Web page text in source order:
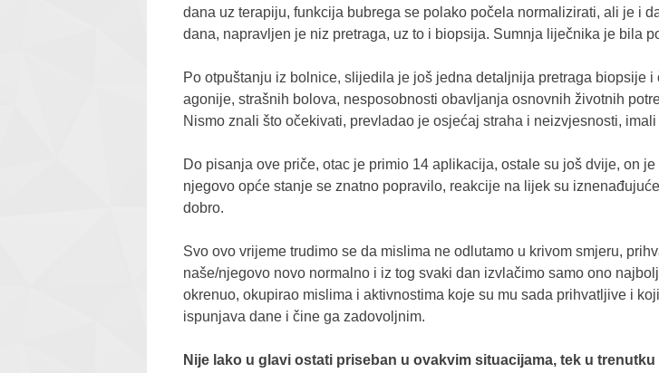
dana uz terapiju, funkcija bubrega se polako počela normalizirati, ali je i
dana, napravljen je niz pretraga, uz to i biopsija. Sumnja liječnika je bila
Po otpuštanju iz bolnice, slijedila je još jedna detaljnija pretraga biopsije
agonije, strašnih bolova, nesposobnosti obavljanja osnovnih životnih
Nismo znali što očekivati, prevladao je osjećaj straha i neizvjesnosti,
Do pisanja ove priče, otac je primio 14 aplikacija, ostale su još dvije, on
njegovo opće stanje se znatno popravilo, reakcije na lijek su
dobro.
Svo ovo vrijeme trudimo se da mislima ne odlutamo u krivom smjeru,
naše/njegovo novo normalno i iz tog svaki dan izvlačimo samo ono
okrenuo, okupirao mislima i aktivnostima koje su mu sada prihvatljive i
ispunjava dane i čine ga zadovoljnim.
Nije lako u glavi ostati priseban u ovakvim situacijama, tek u trenutku